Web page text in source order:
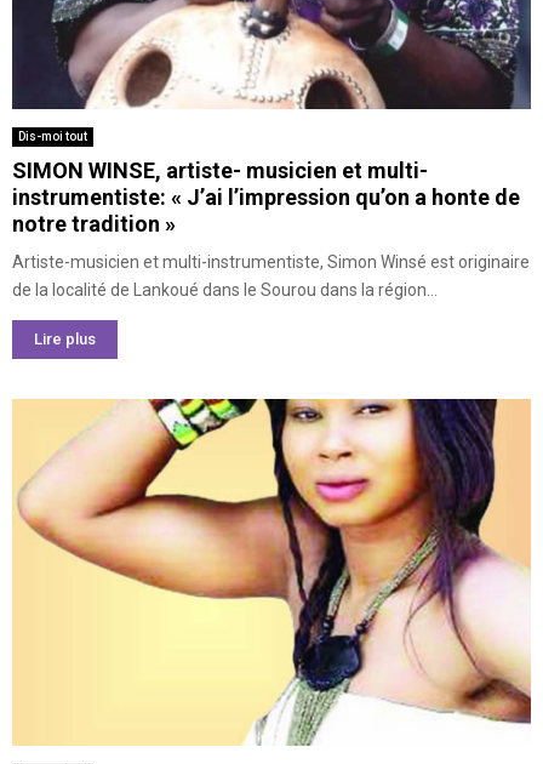
Dis-moi tout
SIMON WINSE, artiste- musicien et multi-
instrumentiste: « J’ai l’impression qu’on a honte de
notre tradition »
Artiste-musicien et multi-instrumentiste, Simon Winsé est originaire
de la localité de Lankoué dans le Sourou dans la région...
Lire plus